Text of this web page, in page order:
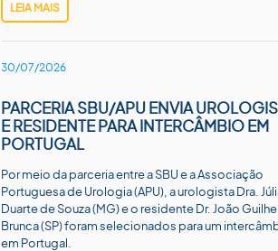
LEIA MAIS
30/07/2026
PARCERIA SBU/APU ENVIA
E RESIDENTE PARA INTERCÂMBIO EM
PORTUGAL
Por meio da parceria entre a SBU e a Associação
Portuguesa de Urologia (APU), a urologista Dra.
Duarte de Souza (MG) e o residente Dr. João
Brunca (SP) foram selecionados para um
em Portugal.